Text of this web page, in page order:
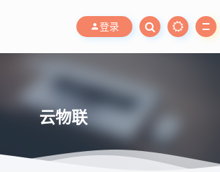
登录
云物联